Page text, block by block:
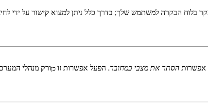
בלוח הבקרה למשתמש שלך; בדרך כלל ניתן למצוא קישור על ידי
אפשרות הסתר את מצבי כמחובר. הפעל אפשרות זו כןורק מנהלי